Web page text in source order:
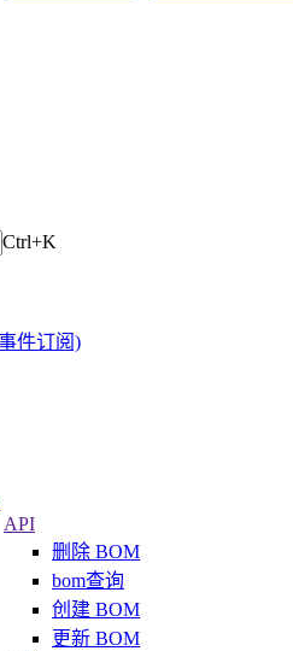
Ctrl+K
件订阅)
API
删除 BOM
bom查询
创建 BOM
更新 BOM